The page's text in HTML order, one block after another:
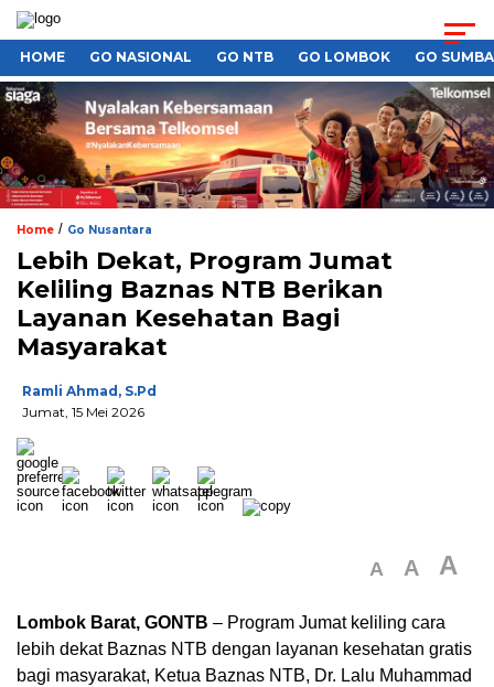
HOME GO NASIONAL GO NTB GO LOMBOK GO
Home / Go Nusantara
Lebih Dekat, Program Jumat
Keliling Baznas NTB Berikan
Layanan Kesehatan Bagi
Masyarakat
Ramli Ahmad, S.Pd
Jumat, 15 Mei 2026
A A A
Lombok Barat, GONTB – Program Jumat keliling cara
lebih dekat Baznas NTB dengan layanan kesehatan gratis
bagi masyarakat, Ketua Baznas NTB, Dr. Lalu Muhammad